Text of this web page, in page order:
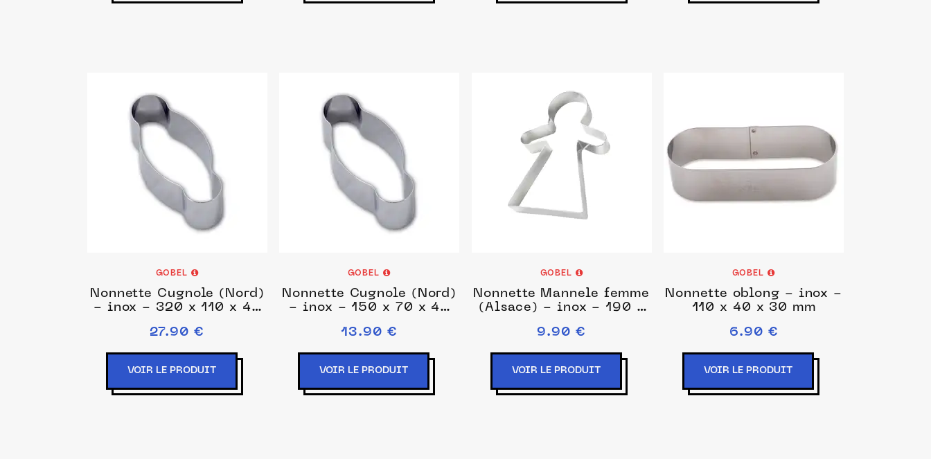
GOBEL
Nonnette Cugnole (Nord)
- inox - 320 x 110 x 45
27.90 €
VOIR LE PRODUIT
GOBEL
Nonnette Cugnole (Nord)
- inox - 150 x 70 x 45
13.90 €
VOIR LE PRODUIT
GOBEL
Nonnette Mannele femme
(Alsace) - inox - 190 x
9.90 €
VOIR LE PRODUIT
GOBEL
Nonnette oblong - inox -
110 x 40 x 30 mm
6.90 €
VOIR LE PRODUIT